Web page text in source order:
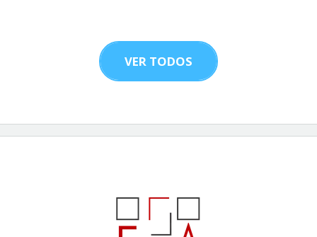
VER TODOS